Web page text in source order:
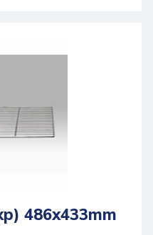
486x433mm